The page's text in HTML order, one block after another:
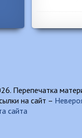
Перепечатка
на сайт –
сайта